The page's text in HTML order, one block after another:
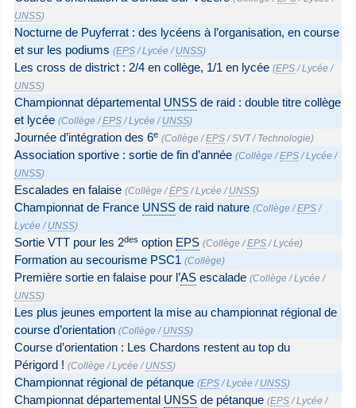
UNSS)
Nocturne de Puyferrat : des lycéens à l’organisation, en course
et sur les podiums (EPS /Lycée / UNSS)
Les cross de district : 2/4 en collège, 1/1 en lycée (EPS /Lycée /
UNSS)
Championnat départemental UNSS de raid : double titre collège
et lycée (Collège /EPS /Lycée / UNSS)
Journée d’intégration des 6e (Collège /EPS /SVT/ Technologie)
Association sportive : sortie de fin d’année (Collège /EPS /Lycée /
UNSS)
Escalades en falaise (Collège /EPS /Lycée / UNSS)
Championnat de France UNSS de raid nature (Collège /EPS /
Lycée / UNSS)
Sortie VTT pour les 2des option EPS (Collège /EPS /Lycée)
Formation au secourisme PSC1 (Collège)
Première sortie en falaise pour l’AS escalade (Collège /Lycée /
UNSS)
Les plus jeunes emportent la mise au championnat régional de
course d’orientation (Collège / UNSS)
Course d’orientation : Les Chardons restent au top du
Périgord ! (Collège /Lycée / UNSS)
Championnat régional de pétanque (EPS /Lycée / UNSS)
Championnat départemental UNSS de pétanque (EPS /Lycée /